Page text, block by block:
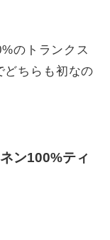
のトランクス
どちらも初なの
ン100%ティ